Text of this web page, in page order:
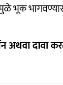
भूक
अथवा दावा